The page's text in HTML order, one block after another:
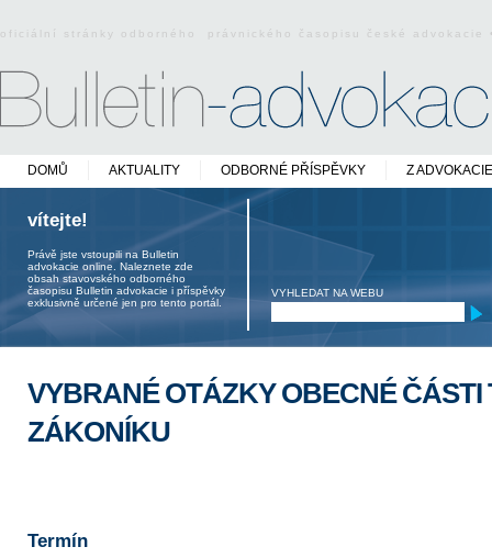
oficiální stránky odborného právnického časopisu české
DOMŮ AKTUALITY ODBORNÉ PŘÍSPĚVKY Z ADVOKACIE
vítejte!
Právě jste vstoupili na Bulletin
advokacie online. Naleznete zde
obsah stavovského odborného
časopisu Bulletin advokacie i příspěvky
exklusivně určené jen pro tento portál.
VYHLEDAT NA WEBU
VYBRANÉ OTÁZKY OBECNÉ ČÁSTI
ZÁKONÍKU
Termín